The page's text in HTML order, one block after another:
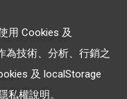
, 應用與案例
影音內容
用 Cookies 及
為技術、分析、行銷之
及 localStorage
私權說明。